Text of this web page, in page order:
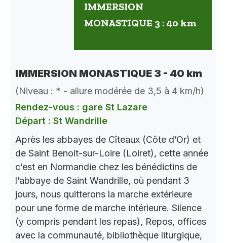
IMMERSION
MONASTIQUE 3 : 40 km
IMMERSION MONASTIQUE 3 - 40 km
(Niveau : * - allure modérée de 3,5 à 4 km/h)
Rendez-vous : gare St Lazare
Départ : St Wandrille
Après les abbayes de Cîteaux (Côte d’Or) et
de Saint Benoit-sur-Loire (Loiret), cette année
c’est en Normandie chez les bénédictins de
l’abbaye de Saint Wandrille, où pendant 3
jours, nous quitterons la marche extérieure
pour une forme de marche intérieure. Silence
(y compris pendant les repas), Repos, offices
avec la communauté, bibliothèque liturgique,